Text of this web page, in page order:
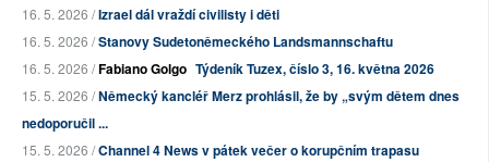
16. 5. 2026 /Izrael dál vraždí civilisty i děti
16. 5. 2026 /Stanovy Sudetoněmeckého Landsmannschaftu
16. 5. 2026 /Fabiano Golgo Týdeník Tuzex, číslo 3, 16. května 2026
15. 5. 2026 /Německý kancléř Merz prohlásil, že by „svým dětem dnes
nedoporučil ...
15. 5. 2026 /Channel 4 News v pátek večer o korupčním trapasu